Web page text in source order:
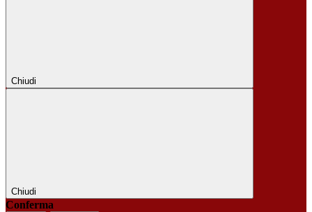
Chiudi
Chiudi
Conferma